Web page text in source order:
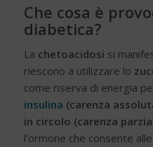
Che cosa è
diabetica?
La chetoacidosi si
riescono a utilizzare lo
come riserva di energia
insulina (carenza
in circolo (carenza
l’ormone che consente